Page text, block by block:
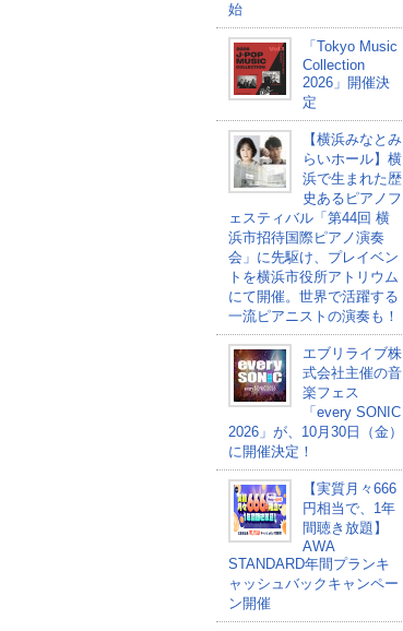
始
「Tokyo Music
Collection
2026」開催決
定
【横浜みなとみ
らいホール】横
浜で生まれた歴
史あるピアノフ
ェスティバル「第44回 横
浜市招待国際ピアノ演奏
会」に先駆け、プレイベン
トを横浜市役所アトリウム
にて開催。世界で活躍する
一流ピアニストの演奏も！
エブリライブ株
式会社主催の音
楽フェス
「every SONIC
2026」が、10月30日（金）
に開催決定！
【実質月々666
円相当で、1年
間聴き放題】
AWA
STANDARD年間プランキ
ャッシュバックキャンペー
ン開催